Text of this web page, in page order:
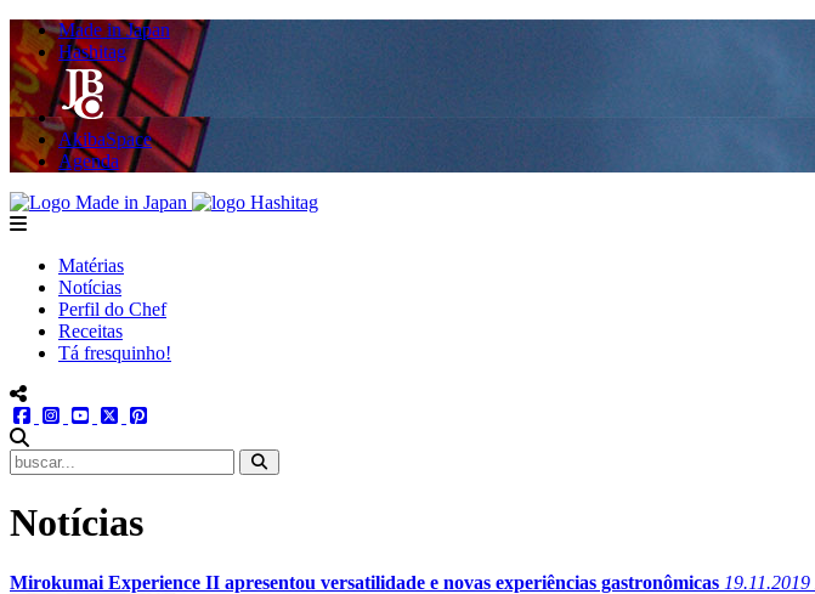
Made in Japan
Hashitag
AkibaSpace
Agenda
Powered By Made in Japan
Hashitag
menu
Matérias
Notícias
Perfil do Chef
Receitas
Tá fresquinho!
menu redes social
facebookinstagram
youtube
twitter
Notícias
Mirokumai Experience II apresentou versatilidade e novas experiências gastronômicas 19.11.2019